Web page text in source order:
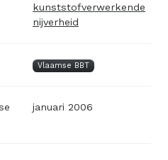
kunststofverwerkende
nijverheid
Vlaamse BBT
januari 2006